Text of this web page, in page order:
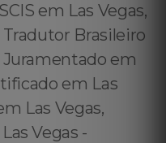
em Las Vegas,
Brasileiro
Juramentado em
em Las
Las Vegas,
Vegas -